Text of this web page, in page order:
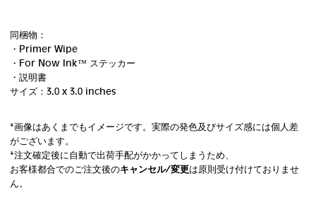
同梱物：
・Primer Wipe
・For Now Ink ™ ステッカー
・説明書
サイズ：3.0 x 3.0 inches
*画像はあくまでもイメージです。実際の発色及びサイズ感には個人差
がございます。
*注文確定後に自動で出荷手配がかかってしまうため、
お客様都合でのご注文後のキャンセル/変更は原則受け付けておりませ
ん。